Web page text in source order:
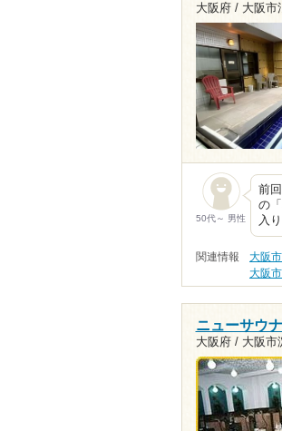
大阪府 / 大阪市
50代～ 男性
前
の
入
関連情報 大阪
大阪
ニューサウ
大阪府 / 大阪市